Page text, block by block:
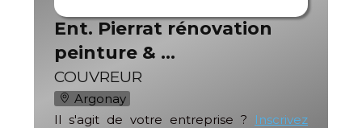
Ent. Pierrat rénovation
peinture & …
COUVREUR
Argonay
Il s'agit de votre entreprise ?
Inscrivez